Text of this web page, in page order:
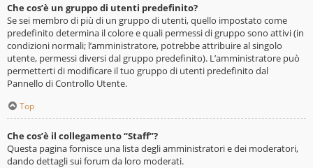
Che cos’è un gruppo di utenti predefinito?
Se sei membro di più di un gruppo di utenti, quello impostato come
predefinito determina il colore e quali permessi di gruppo sono attivi (in
condizioni normali; l’amministratore, potrebbe attribuire al singolo
utente, permessi diversi dal gruppo predefinito). L’amministratore può
permetterti di modificare il tuo gruppo di utenti predefinito dal
Pannello di Controllo Utente.
Top
Che cos’è il collegamento “Staff”?
Questa pagina fornisce una lista degli amministratori e dei moderatori,
dando dettagli sui forum da loro moderati.